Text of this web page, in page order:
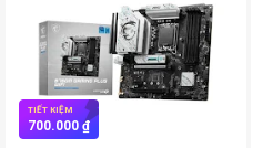
TIẾT KIỆM
700.000 ₫